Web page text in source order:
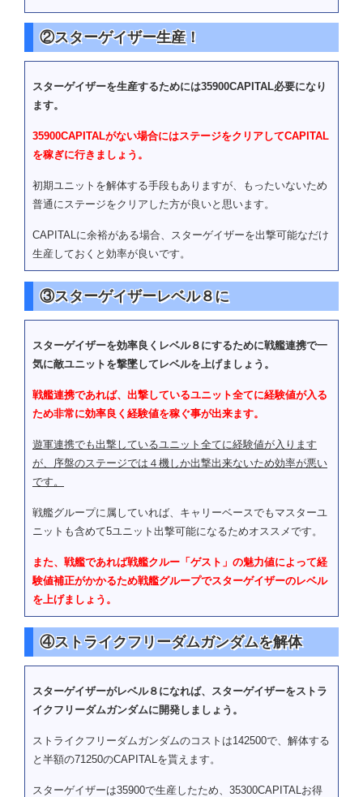
シビリアンアストレイ DSSDカスタム
ガンダムグリープ
0ガンダム
0ガンダム Ｍ１Aアストレイ
0ガンダム
ドフレーム
ーフレーム
0ガンダム
ルドフレーム
0ガンダム
ク装備）
0ガンダム（実戦配備型/GNコンデ
ンサー搭載仕様）
M１アストレイ
0ガンダム（実戦配備型/GNコンデ
ンサー搭載仕様）
Ｍ１Aアストレイ
0ガンダム（実戦配備型/GNコンデ
ンサー搭載仕様）
ガンダムアストレイ レッ
ドフレーム
0ガンダム（実戦配備型/GNコンデ
0ガンダム（実戦配備型/GNコンデ
ガンダムアストレイ ゴー
0ガンダム（実戦配備型/GNコンデ
ンサー搭載仕様）
M１アストレイ（シュライ
ク装備）
ブ搭載仕様）
M１アストレイ
0ガンダム（実戦配備型/GNドライ
0ガンダム（実戦配備型/GNドライ
ガンダムアストレイ レッ
0ガンダム（実戦配備型/GNドライ
ブ搭載仕様）
ーフレーム
②スターゲイザー生産！
スターゲイザーを生産するためには35900CAPITAL必要になり
ます。
35900CAPITALがない場合にはステージをクリアしてCAPITAL
を稼ぎに行きましょう。
初期ユニットを解体する手段もありますが、もったいないため
普通にステージをクリアした方が良いと思います。
CAPITALに余裕がある場合、スターゲイザーを出撃可能なだけ
生産しておくと効率が良いです。
③スターゲイザーレベル８に
スターゲイザーを効率良くレベル８にするために戦艦連携で一
気に敵ユニットを撃墜してレベルを上げましょう。
戦艦連携であれば、出撃しているユニット全てに経験値が入る
ため非常に効率良く経験値を稼ぐ事が出来ます。
遊軍連携でも出撃しているユニット全てに経験値が入ります
が、序盤のステージでは４機しか出撃出来ないため効率が悪い
です。
戦艦グループに属していれば、キャリーベースでもマスターユ
ニットも含めて5ユニット出撃可能になるためオススメです。
また、戦艦であれば戦艦クルー「ゲスト」の魅力値によって経
験値補正がかかるため戦艦グループでスターゲイザーのレベル
を上げましょう。
④ストライクフリーダムガンダムを解体
スターゲイザーがレベル８になれば、スターゲイザーをストラ
イクフリーダムガンダムに開発しましょう。
ストライクフリーダムガンダムのコストは142500で、解体する
と半額の71250のCAPITALを貰えます。
スターゲイザーは35900で生産したため、35300CAPITALお得